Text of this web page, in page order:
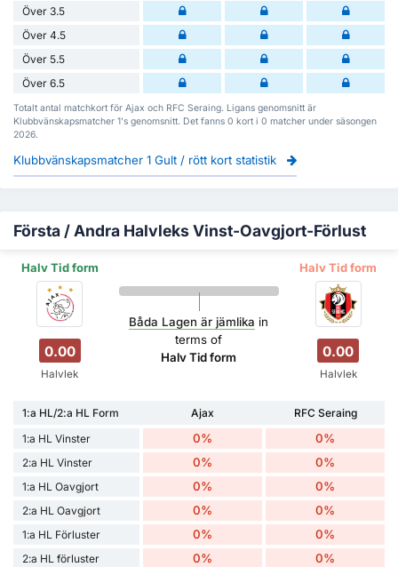
Över 3.5
Över 4.5
Över 5.5
Över 6.5
Totalt antal matchkort för Ajax och RFC Seraing. Ligans genomsnitt är
Klubbvänskapsmatcher 1's genomsnitt. Det fanns 0 kort i 0 matcher under säsongen
2026.
Klubbvänskapsmatcher 1 Gult / rött kort statistik
Första / Andra Halvleks Vinst-Oavgjort-Förlust
Halv Tid form Halv Tid form
0.00
Halvlek
Båda Lagen är jämlika in
terms of
Halv Tid form
0.00
Halvlek
1:a HL/2:a HL Form Ajax
RFC Seraing
1:a HL Vinster
0% 0%
2:a HL Vinster 0% 0%
1:a HL Oavgjort 0% 0%
2:a HL Oavgjort 0% 0%
1:a HL Förluster 0% 0%
2:a HL förluster 0% 0%